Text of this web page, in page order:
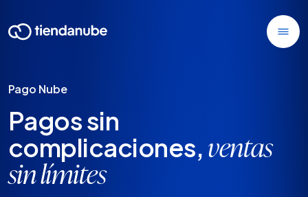
Pago Nube
Pagos sin
complicaciones, ventas
sin límites